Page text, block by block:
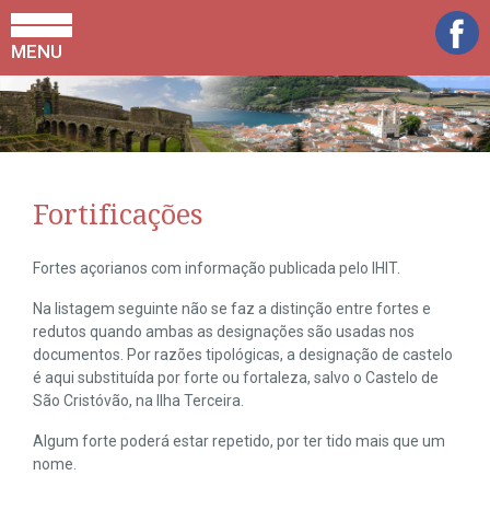
MENU
Fortificações
Fortes açorianos com informação publicada pelo IHIT.
Na listagem seguinte não se faz a distinção entre fortes e
redutos quando ambas as designações são usadas nos
documentos. Por razões tipológicas, a designação de castelo
é aqui substituída por forte ou fortaleza, salvo o Castelo de
São Cristóvão, na Ilha Terceira.
Algum forte poderá estar repetido, por ter tido mais que um
nome.